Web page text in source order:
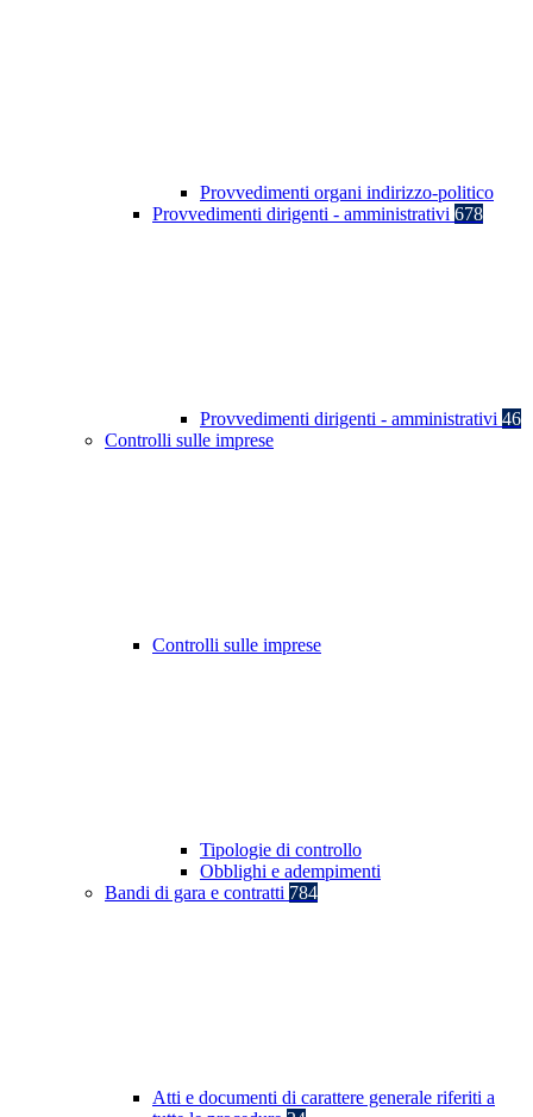
Provvedimenti organi indirizzo-politico
Provvedimenti dirigenti - amministrativi 678
Provvedimenti dirigenti - amministrativi 46
Controlli sulle imprese
Controlli sulle imprese
Tipologie di controllo
Obblighi e adempimenti
Bandi di gara e contratti 784
Atti e documenti di carattere generale riferiti a